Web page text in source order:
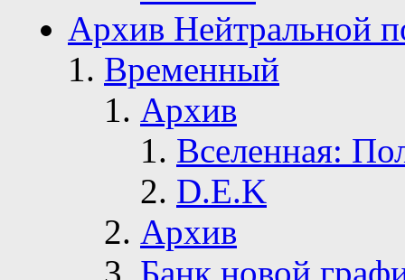
Архив Нейтральной
Временный
Архив
Вселенная:
D.E.K
Архив
Банк новой